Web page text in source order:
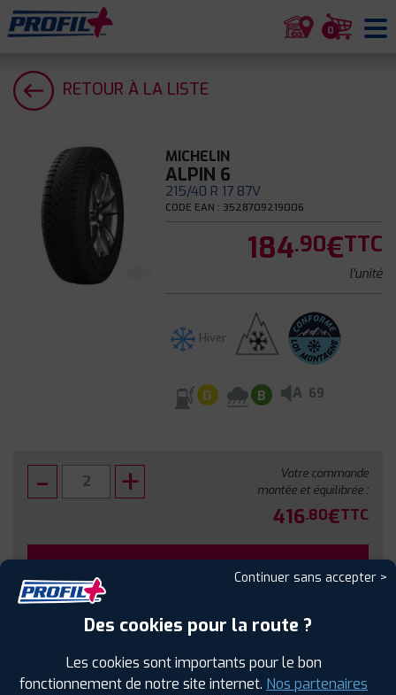
0
RETOUR À LA LISTE
MICHELIN
ALPIN 6
215/40 R 17 87V
CODE EAN : 3528709219006
184.90€TTC
l'unité
Hiver
D B A 69
Votre commande
montée et équilibrée :
416.80€TTC
Sous réserve de disponibilité en agence
Continuer sans accepter >
Des cookies pour la route ?
Les cookies sont importants pour le bon
fonctionnement de notre site internet. Nos partenaires